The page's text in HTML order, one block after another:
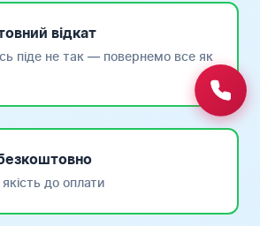
відкат
піде не так — повернемо все як
до оплати